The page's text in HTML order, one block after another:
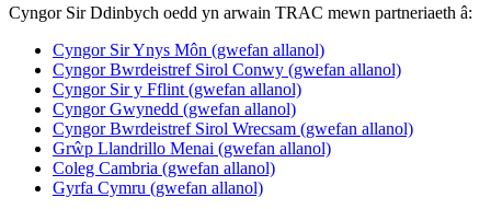
Cyngor Sir Ddinbych oedd yn arwain TRAC mewn partneriaeth â:
Cyngor Sir Ynys Môn (gwefan allanol)
Cyngor Bwrdeistref Sirol Conwy (gwefan allanol)
Cyngor Sir y Fflint (gwefan allanol)
Cyngor Gwynedd (gwefan allanol)
Cyngor Bwrdeistref Sirol Wrecsam (gwefan allanol)
Grŵp Llandrillo Menai (gwefan allanol)
Coleg Cambria (gwefan allanol)
Gyrfa Cymru (gwefan allanol)